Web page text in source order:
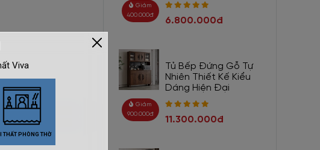
Giảm
400.000đ
6.800.000đ
Giảm
900.000đ
Tủ Bếp Đứng Gỗ Tự
Nhiên Thiết Kế Kiểu
Dáng Hiện Đại
11.300.000đ